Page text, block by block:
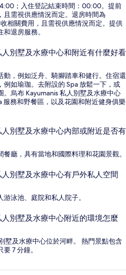
；入住登記結束時間：00:00。提前
且需視供應情況而定。退房時間為
相關費用，且需視供應情況而定。提供
退房服務。
別墅及水療中心和附近有什麼好看
動，例如泛舟、騎腳踏車和健行。住宿還
例如瑜珈。去附設的 Spa 放鬆一下，或
。烏布 Kayumanis 私人別墅及水療中心
服務和野餐區，以及花園和附近健身俱樂
別墅及水療中心內部或附近是否有
廳，具有當地和國際料理和花園景觀。
別墅及水療中心有戶外私人空間
泳池、庭院和私人院子。
別墅及水療中心附近的環境怎麼
墅及水療中心位於河畔。 熱門景點包含
7 分鐘。